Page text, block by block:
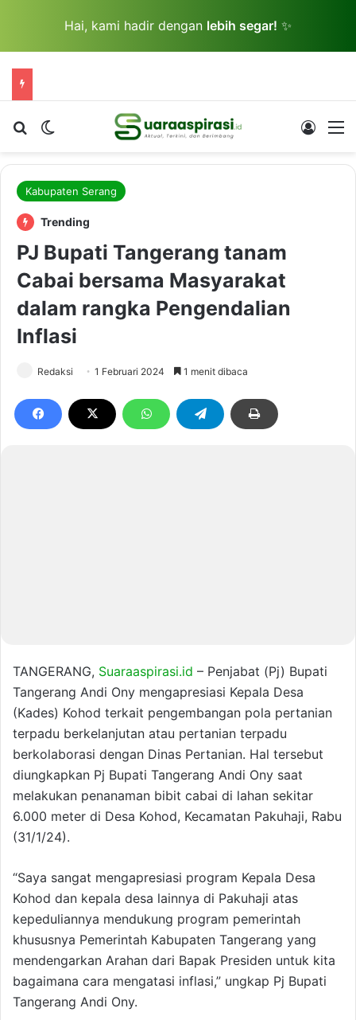
Hai, kami hadir dengan lebih segar! ✨
Cari berita...Switch skin Log In
Kabupaten Serang
Trending
PJ Bupati Tangerang tanam
Cabai bersama Masyarakat
dalam rangka Pengendalian
Inflasi
Redaksi 1 Februari 2024 1 menit dibaca
TANGERANG, Suaraaspirasi.id – Penjabat (Pj) Bupati
Tangerang Andi Ony mengapresiasi Kepala Desa
(Kades) Kohod terkait pengembangan pola pertanian
terpadu berkelanjutan atau pertanian terpadu
berkolaborasi dengan Dinas Pertanian. Hal tersebut
diungkapkan Pj Bupati Tangerang Andi Ony saat
melakukan penanaman bibit cabai di lahan sekitar
6.000 meter di Desa Kohod, Kecamatan Pakuhaji, Rabu
(31/1/24).
“Saya sangat mengapresiasi program Kepala Desa
Kohod dan kepala desa lainnya di Pakuhaji atas
kepeduliannya mendukung program pemerintah
khususnya Pemerintah Kabupaten Tangerang yang
mendengarkan Arahan dari Bapak Presiden untuk kita
bagaimana cara mengatasi inflasi,” ungkap Pj Bupati
Tangerang Andi Ony.